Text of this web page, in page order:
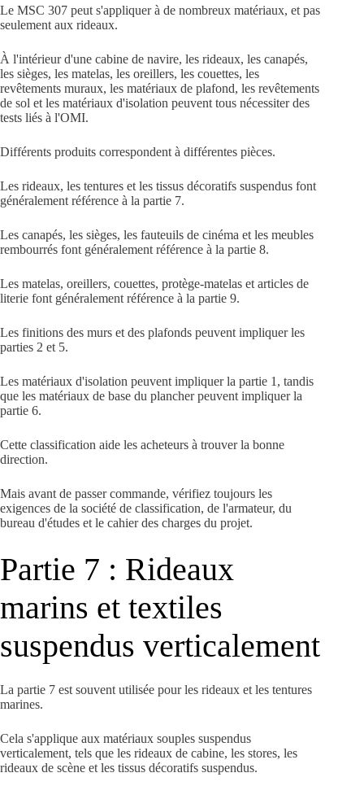
Le MSC 307 peut s'appliquer à de nombreux matériaux, et pas
seulement aux rideaux.
À l'intérieur d'une cabine de navire, les rideaux, les canapés,
les sièges, les matelas, les oreillers, les couettes, les
revêtements muraux, les matériaux de plafond, les revêtements
de sol et les matériaux d'isolation peuvent tous nécessiter des
tests liés à l'OMI.
Différents produits correspondent à différentes pièces.
Les rideaux, les tentures et les tissus décoratifs suspendus font
généralement référence à la partie 7.
Les canapés, les sièges, les fauteuils de cinéma et les meubles
rembourrés font généralement référence à la partie 8.
Les matelas, oreillers, couettes, protège-matelas et articles de
literie font généralement référence à la partie 9.
Les finitions des murs et des plafonds peuvent impliquer les
parties 2 et 5.
Les matériaux d'isolation peuvent impliquer la partie 1, tandis
que les matériaux de base du plancher peuvent impliquer la
partie 6.
Cette classification aide les acheteurs à trouver la bonne
direction.
Mais avant de passer commande, vérifiez toujours les
exigences de la société de classification, de l'armateur, du
bureau d'études et le cahier des charges du projet.
Partie 7 : Rideaux
marins et textiles
suspendus verticalement
La partie 7 est souvent utilisée pour les rideaux et les tentures
marines.
Cela s'applique aux matériaux souples suspendus
verticalement, tels que les rideaux de cabine, les stores, les
rideaux de scène et les tissus décoratifs suspendus.